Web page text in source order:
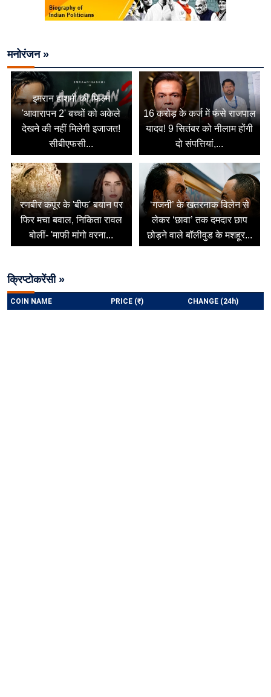
मनोरंजन »
इमरान हाशमी की फिल्म
'आवारापन 2' बच्चों को अकेले
देखने की नहीं मिलेगी इजाजत!
सीबीएफसी...
16 करोड़ के कर्ज में फंसे राजपाल
यादव! 9 सितंबर को नीलाम होंगी
दो संपत्तियां,...
रणबीर कपूर के 'बीफ' बयान पर
फिर मचा बवाल, निकिता रावल
बोलीं- 'माफी मांगो वरना...
‘गजनी’ के खतरनाक विलेन से
लेकर ‘छावा’ तक दमदार छाप
छोड़ने वाले बॉलीवुड के मशहूर...
क्रिप्टोकरेंसी »